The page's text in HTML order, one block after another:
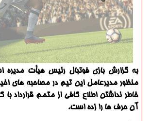
به گزارش بازی فوتبال رئیس هیأت مدیره
منظور مدیرعامل این تیم در مصاحبه های
خاطر نداشتن اطلاع كافی از متمم قرارداد با
آن حرف ها را زده است.